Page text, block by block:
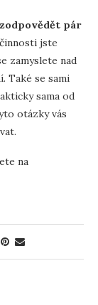
pár
jste
zamyslete nad
Také se sami
sama od
otázky vás
na